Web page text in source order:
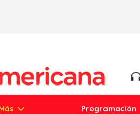
Programación